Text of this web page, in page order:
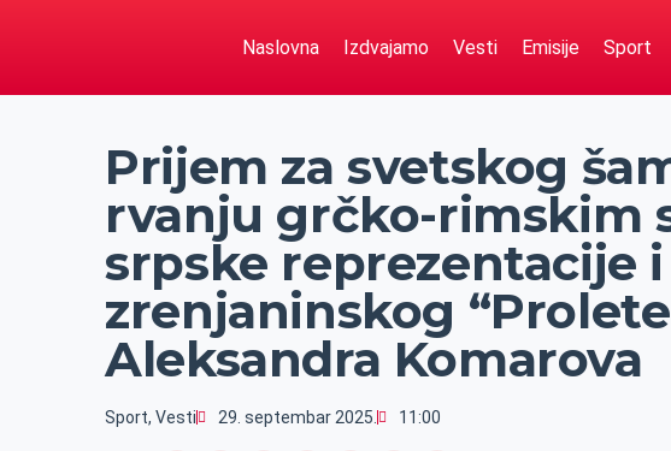
Naslovna Izdvajamo Vesti Emisije Sport
Prijem za svetskog
rvanju grčko-rimskim
srpske reprezentacije
zrenjaninskog
Aleksandra Komarova
Sport,Vesti 29. septembar 2025. 11:00